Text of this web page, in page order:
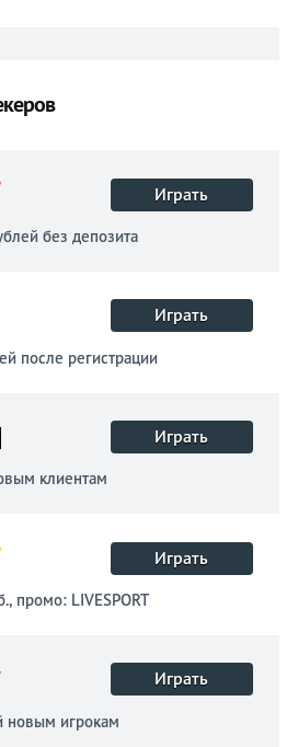
Играть
без депозита
Играть
после регистрации
Играть
клиентам
Играть
промо: LIVESPORT
Играть
новым игрокам